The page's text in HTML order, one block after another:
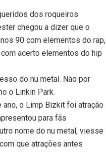
dos roqueiros
chegou a dizer que o
90 com elementos do rap,
acerto elementos do hip
do nu metal. Não por
o Linkin Park.
o Limp Bizkit foi atração
para fãs
nome do nu metal, viesse
que atrações antes